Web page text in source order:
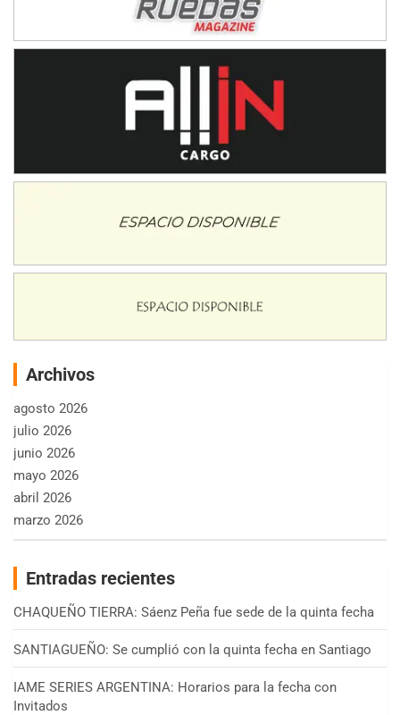
Archivos
agosto 2026
julio 2026
junio 2026
mayo 2026
abril 2026
marzo 2026
Entradas recientes
CHAQUEÑO TIERRA: Sáenz Peña fue sede de la quinta fecha
SANTIAGUEÑO: Se cumplió con la quinta fecha en Santiago
IAME SERIES ARGENTINA: Horarios para la fecha con
Invitados